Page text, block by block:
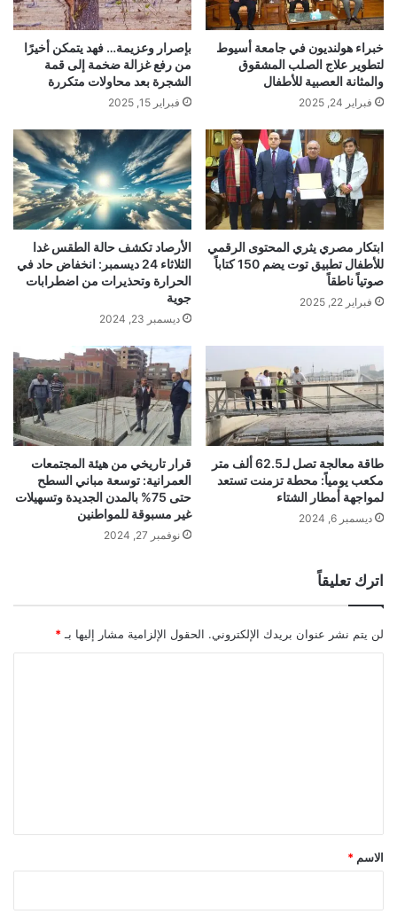
خبراء هولنديون في جامعة أسيوط
لتطوير علاج الصلب المشقوق
والمثانة العصبية للأطفال
فبراير 24, 2025
بإصرار وعزيمة… فهد يتمكن أخيرًا
من رفع غزالة ضخمة إلى قمة
الشجرة بعد محاولات متكررة
فبراير 15, 2025
ابتكار مصري يثري المحتوى الرقمي
للأطفال تطبيق توت يضم 150 كتاباً
صوتياً ناطقاً
فبراير 22, 2025
الأرصاد تكشف حالة الطقس غدا
الثلاثاء 24 ديسمبر: انخفاض حاد في
الحرارة وتحذيرات من اضطرابات
جوية
ديسمبر 23, 2024
طاقة معالجة تصل لـ62.5 ألف متر
مكعب يومياً: محطة تزمنت تستعد
لمواجهة أمطار الشتاء
ديسمبر 6, 2024
قرار تاريخي من هيئة المجتمعات
العمرانية: توسعة مباني السطح
حتى 75% بالمدن الجديدة وتسهيلات
غير مسبوقة للمواطنين
نوفمبر 27, 2024
اترك تعليقاً
لن يتم نشر عنوان بريدك الإلكتروني. الحقول الإلزامية مشار إليها بـ *
*
الاسم *